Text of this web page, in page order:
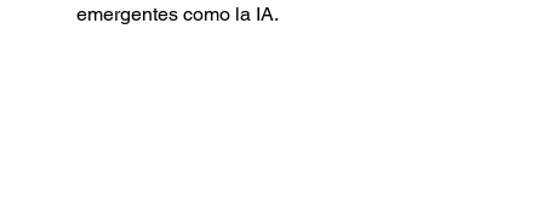
emergentes como la IA.